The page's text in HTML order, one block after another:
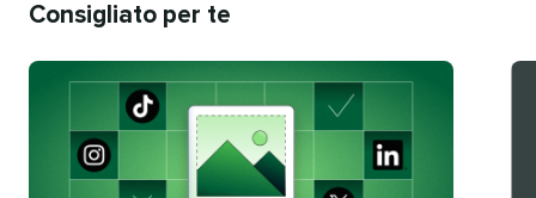
Consigliato per te